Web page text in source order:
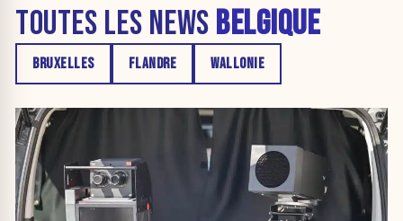
TOUTES LES NEWS BELGIQUE
BRUXELLES FLANDRE WALLONIE